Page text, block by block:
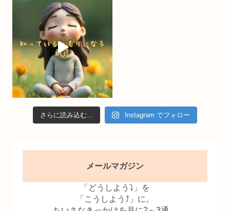
さらに読み込む... Instagram でフォロー
メールマガジン
「どうしよう⤵」を
「こうしよう⤴」に。